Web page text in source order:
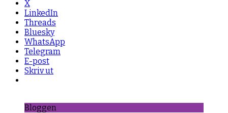
X
LinkedIn
Threads
Bluesky
WhatsApp
Telegram
E-post
Skriv ut
Bloggen